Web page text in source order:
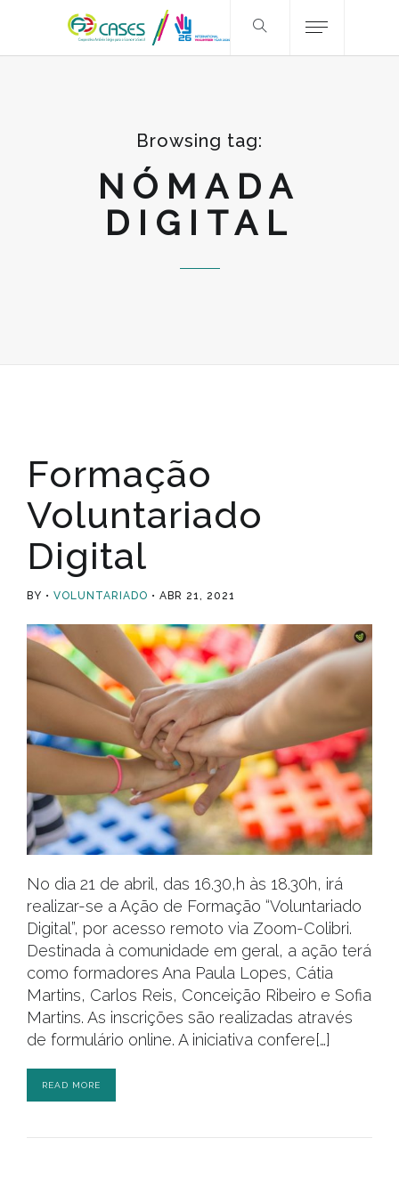
Browsing tag:
NÓMADA
DIGITAL
Formação
Voluntariado
Digital
BY VOLUNTARIADO ABR 21, 2021
No dia 21 de abril, das 16.30,h às 18.30h, irá
realizar-se a Ação de Formação “Voluntariado
Digital”, por acesso remoto via Zoom-Colibri.
Destinada à comunidade em geral, a ação terá
como formadores Ana Paula Lopes, Cátia
Martins, Carlos Reis, Conceição Ribeiro e Sofia
Martins. As inscrições são realizadas através
de formulário online. A iniciativa confere[…]
READ MORE